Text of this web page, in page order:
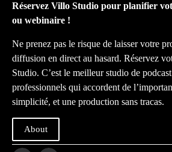
Réservez Villo Studio pour planifier
ou webinaire !
Ne prenez pas le risque de laisser votre
diffusion en direct au hasard. Réservez
Studio. C’est le meilleur studio de
professionnels qui accordent de
simplicité, et une production sans tracas.
About